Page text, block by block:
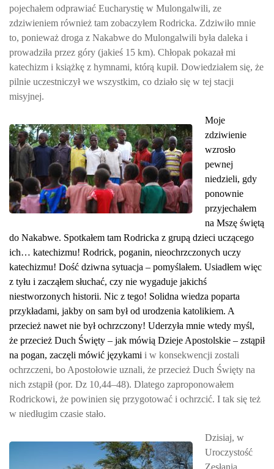
pojechałem odprawiać Eucharystię w Mulongalwili, ze
zdziwieniem również tam zobaczyłem Rodricka. Zdziwiło mnie
to, ponieważ droga z Nakabwe do Mulongalwili była daleka i
prowadziła przez góry (jakieś 15 km). Chłopak pokazał mi
katechizm i książkę z hymnami, którą kupił. Dowiedziałem się, że
pilnie uczestniczył we wszystkim, co działo się w tej stacji
misyjnej.
Moje
zdziwienie
wzrosło
pewnej
niedzieli, gdy
ponownie
przyjechałem
na Mszę świętą
do Nakabwe. Spotkałem tam Rodricka z grupą dzieci uczącego
ich… katechizmu! Rodrick, poganin, nieochrzczonych uczy
katechizmu! Dość dziwna sytuacja – pomyślałem. Usiadłem więc
z tyłu i zacząłem słuchać, czy nie wygaduje jakichś
niestworzonych historii. Nic z tego! Solidna wiedza poparta
przykładami, jakby on sam był od urodzenia katolikiem. A
przecież nawet nie był ochrzczony! Uderzyła mnie wtedy myśl,
że przecież Duch Święty – jak mówią Dzieje Apostolskie – zstąpił
na pogan, zaczęli mówić językami i w konsekwencji zostali
ochrzczeni, bo Apostołowie uznali, że przecież Duch Święty na
nich zstąpił (por. Dz 10,44–48). Dlatego zaproponowałem
Rodrickowi, że powinien się przygotować i ochrzcić. I tak się też
w niedługim czasie stało.
Dzisiaj, w
Uroczystość